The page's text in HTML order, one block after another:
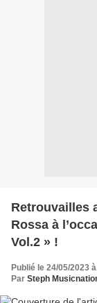
Retrouvailles
Rossa à
Vol.2 » !
Publié le 24/05/2023
Par Steph